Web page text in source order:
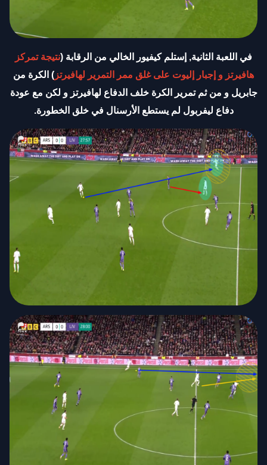
في اللعبة الثانية, إستلم كيفيور الخالي من الرقابة (نتيجة تمركز
هافيرتز و إجبار إليوت على غلق ممر التمرير لهافيرتز ) الكرة من
جابريل و من ثم تمرير الكرة خلف الدفاع لهافيرتز و لكن مع عودة
دفاع ليفربول لم يستطع الأرسنال في خلق الخطورة.